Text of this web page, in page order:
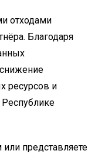
отходами
Благодаря
ресурсов и
представляете